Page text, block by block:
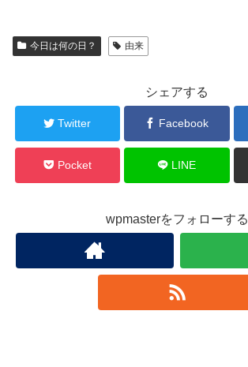
今日は何の日？ 由来
シェアする
Twitter Facebook
Pocket LINE
wpmasterをフォローする